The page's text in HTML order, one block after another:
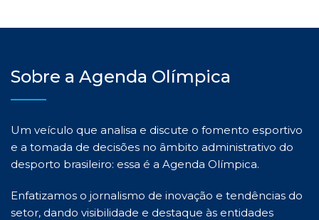
Sobre a Agenda Olímpica
Um veículo que analisa e discute o fomento esportivo
e a tomada de decisões no âmbito administrativo do
desporto brasileiro: essa é a Agenda Olímpica.
Enfatizamos o jornalismo de inovação e tendências do
setor, dando visibilidade e destaque às entidades